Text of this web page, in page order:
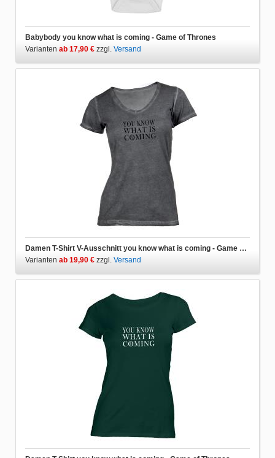
Babybody you know what is coming - Game of Thrones
Varianten ab 17,90 € zzgl. Versand
Damen T-Shirt V-Ausschnitt you know what is coming - Game of Thrones
Varianten ab 19,90 € zzgl. Versand